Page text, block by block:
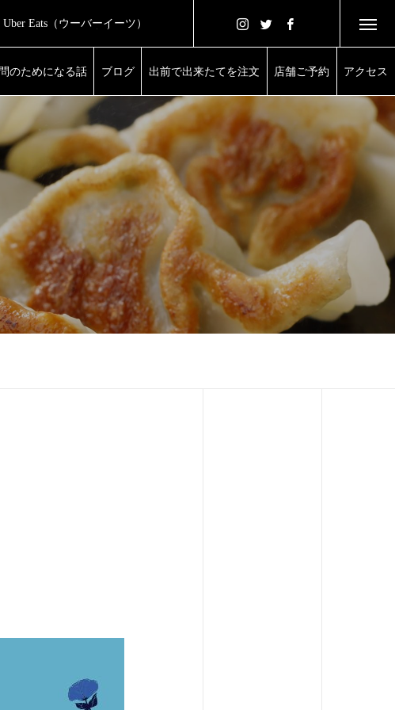
のためになる話 ブログ 出前で出来たてを注文 店舗ご予約 アクセス
Uber Eats（ウーバーイーツ）